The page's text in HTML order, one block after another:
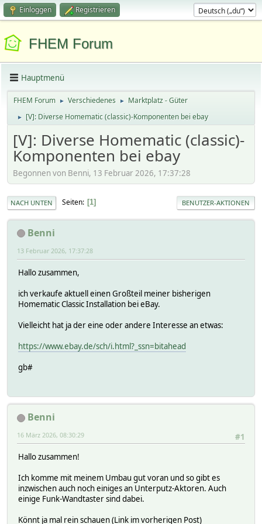
Einloggen Registrieren
FHEM Forum
Hauptmenü
FHEM Forum ► Verschiedenes ► Marktplatz - Güter
► [V]: Diverse Homematic (classic)-Komponenten bei ebay
[V]: Diverse Homematic (classic)-
Komponenten bei ebay
Begonnen von Benni, 13 Februar 2026, 17:37:28
NACH UNTEN Seiten 1 BENUTZER-AKTIONEN
Benni
13 Februar 2026, 17:37:28
Hallo zusammen,
ich verkaufe aktuell einen Großteil meiner bisherigen
Homematic Classic Installation bei eBay.
Vielleicht hat ja der eine oder andere Interesse an etwas:
https://www.ebay.de/sch/i.html?_ssn=bitahead
gb#
Benni
#1
16 März 2026, 08:30:29
Hallo zusammen!
Ich komme mit meinem Umbau gut voran und so gibt es
inzwischen auch noch einiges an Unterputz-Aktoren. Auch
einige Funk-Wandtaster sind dabei.
Könnt ja mal rein schauen (Link im vorherigen Post)